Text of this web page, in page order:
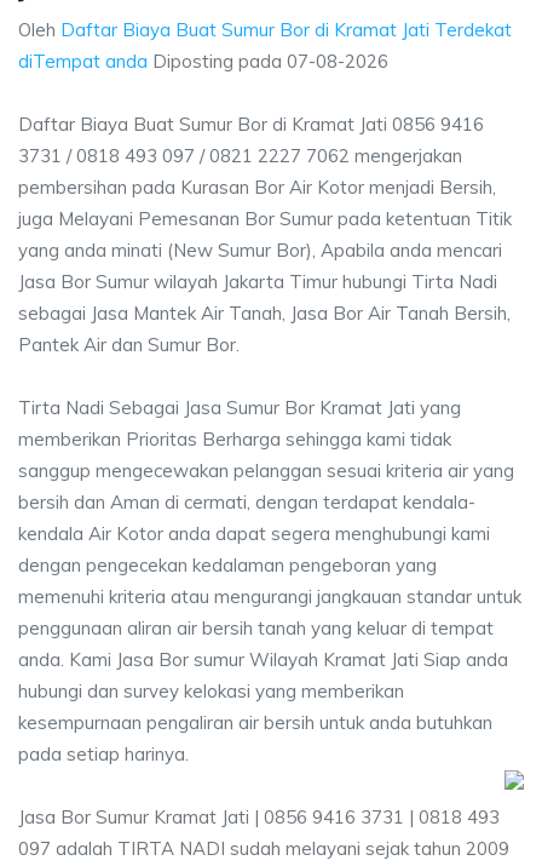
Oleh Daftar Biaya Buat Sumur Bor di Kramat Jati Terdekat
diTempat anda Diposting pada 07-08-2026
Daftar Biaya Buat Sumur Bor di Kramat Jati 0856 9416
3731 / 0818 493 097 / 0821 2227 7062 mengerjakan
pembersihan pada Kurasan Bor Air Kotor menjadi Bersih,
juga Melayani Pemesanan Bor Sumur pada ketentuan Titik
yang anda minati (New Sumur Bor), Apabila anda mencari
Jasa Bor Sumur wilayah Jakarta Timur hubungi Tirta Nadi
sebagai Jasa Mantek Air Tanah, Jasa Bor Air Tanah Bersih,
Pantek Air dan Sumur Bor.
Tirta Nadi Sebagai Jasa Sumur Bor Kramat Jati yang
memberikan Prioritas Berharga sehingga kami tidak
sanggup mengecewakan pelanggan sesuai kriteria air yang
bersih dan Aman di cermati, dengan terdapat kendala-
kendala Air Kotor anda dapat segera menghubungi kami
dengan pengecekan kedalaman pengeboran yang
memenuhi kriteria atau mengurangi jangkauan standar untuk
penggunaan aliran air bersih tanah yang keluar di tempat
anda. Kami Jasa Bor sumur Wilayah Kramat Jati Siap anda
hubungi dan survey kelokasi yang memberikan
kesempurnaan pengaliran air bersih untuk anda butuhkan
pada setiap harinya.
Jasa Bor Sumur Kramat Jati | 0856 9416 3731 | 0818 493
097 adalah TIRTA NADI sudah melayani sejak tahun 2009